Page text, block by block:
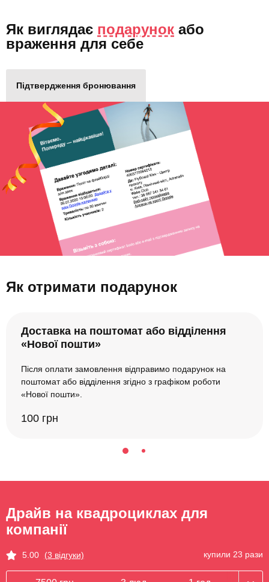
Як виглядає подарунок або
враження для себе
Підтвердження бронювання
Як отримати подарунок
Доставка на поштомат або відділення
«Нової пошти»
Після оплати замовлення відправимо подарунок на
поштомат або відділення згідно з графіком роботи
«Нової пошти».
100 грн
Драйв на квадроциклах для
компанії
5.00 (3 відгуки) купили 23 рази